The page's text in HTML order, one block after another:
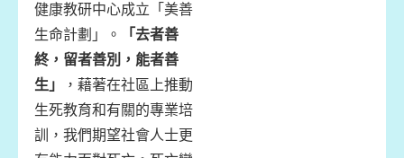
健康教研中心成立「美善
生命計劃」。
「去者善
終，留者善別，能者善
生」
，藉著在社區上推動
生死教育和有關的專業培
訓，我們期望社會人士更